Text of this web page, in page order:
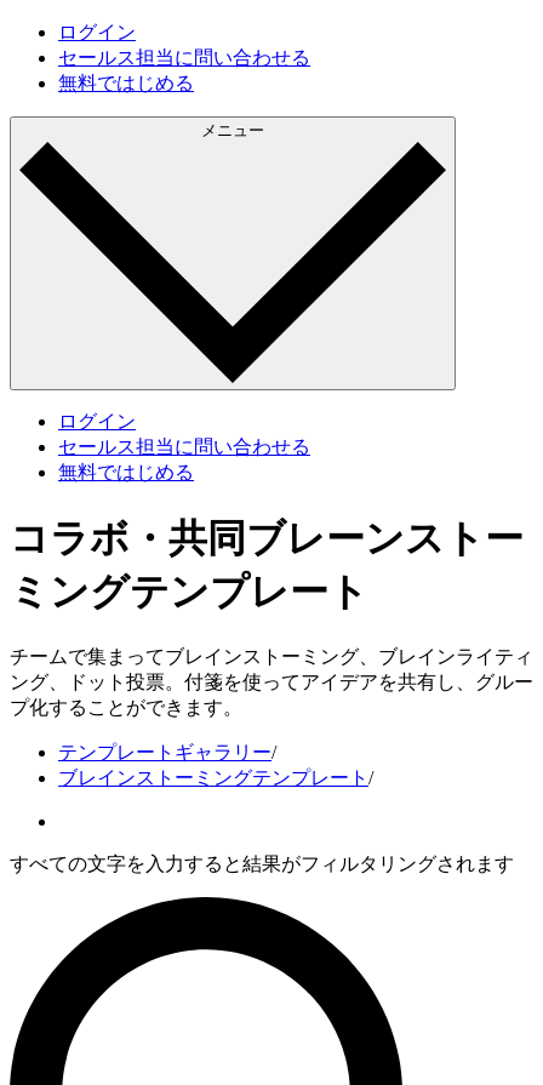
ログイン
セールス担当に問い合わせる
無料ではじめる
メニュー
ログイン
セールス担当に問い合わせる
無料ではじめる
コラボ・共同ブレーンストー
ミングテンプレート
チームで集まってブレインストーミング、ブレインライティ
ング、ドット投票。付箋を使ってアイデアを共有し、グルー
プ化することができます。
テンプレートギャラリー/
ブレインストーミングテンプレート /
すべての文字を入力すると結果がフィルタリングされます